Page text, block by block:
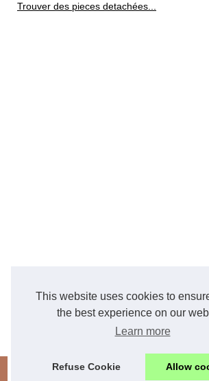
This website uses cookies to
the best experience on our
Learn more
Refuse Cookie Allow
Trouver des pieces detachées...
Espritcuisine47.com Plan du site|